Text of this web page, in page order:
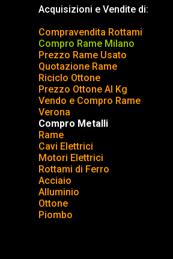
Acquisizioni e Vendite di:
Compravendita Rottami
Compro Rame Milano
Prezzo Rame Usato
Quotazione Rame
Riciclo Ottone
Prezzo Ottone Al Kg
Vendo e Compro Rame
Verona
Compro Metalli
Rame
Cavi Elettrici
Motori Elettrici
Rottami di Ferro
Acciaio
Alluminio
Ottone
Piombo